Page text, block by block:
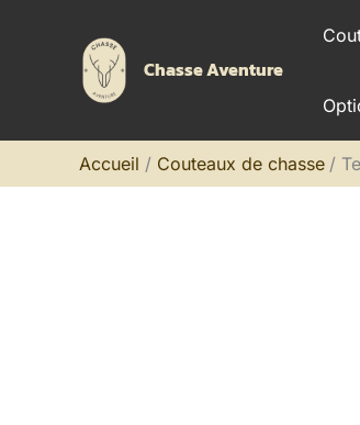
Chasse Aventure
Accueil Couteaux de chasse